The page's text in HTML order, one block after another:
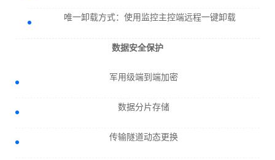
唯一卸载方式：使用监控主控端远程一键卸载
数据安全保护
军用级端到端加密
数据分片存储
传输隧道动态更换